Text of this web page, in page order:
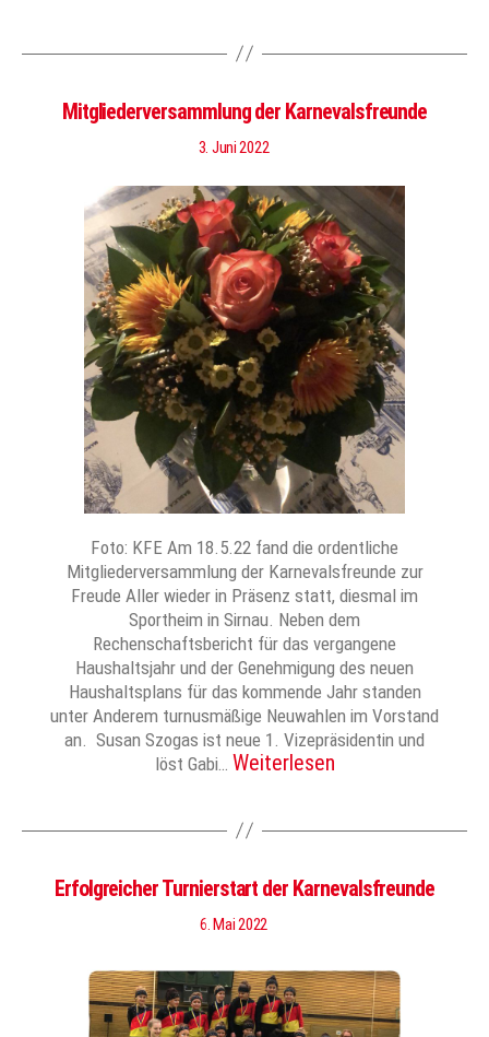
Mitgliederversammlung der Karnevalsfreunde
3. Juni 2022
Foto: KFE Am 18.5.22 fand die ordentliche
Mitgliederversammlung der Karnevalsfreunde zur
Freude Aller wieder in Präsenz statt, diesmal im
Sportheim in Sirnau. Neben dem
Rechenschaftsbericht für das vergangene
Haushaltsjahr und der Genehmigung des neuen
Haushaltsplans für das kommende Jahr standen
unter Anderem turnusmäßige Neuwahlen im Vorstand
an. Susan Szogas ist neue 1. Vizepräsidentin und
löst Gabi… Weiterlesen
Erfolgreicher Turnierstart der Karnevalsfreunde
6. Mai 2022